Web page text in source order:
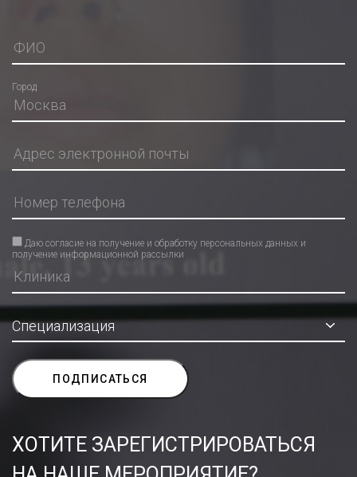
Город
Даю согласие на получение и обработку персональных данных и
получение информационной рассылки
ХОТИТЕ ЗАРЕГИСТРИРОВАТЬСЯ